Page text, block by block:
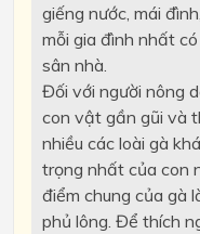
giếng nước, mái
mỗi gia đình nhất
sân nhà.
Đối với người nông
con vật gần gũi và
nhiều các loài gà
trọng nhất của con
điểm chung của gà
phủ lông. Để thích